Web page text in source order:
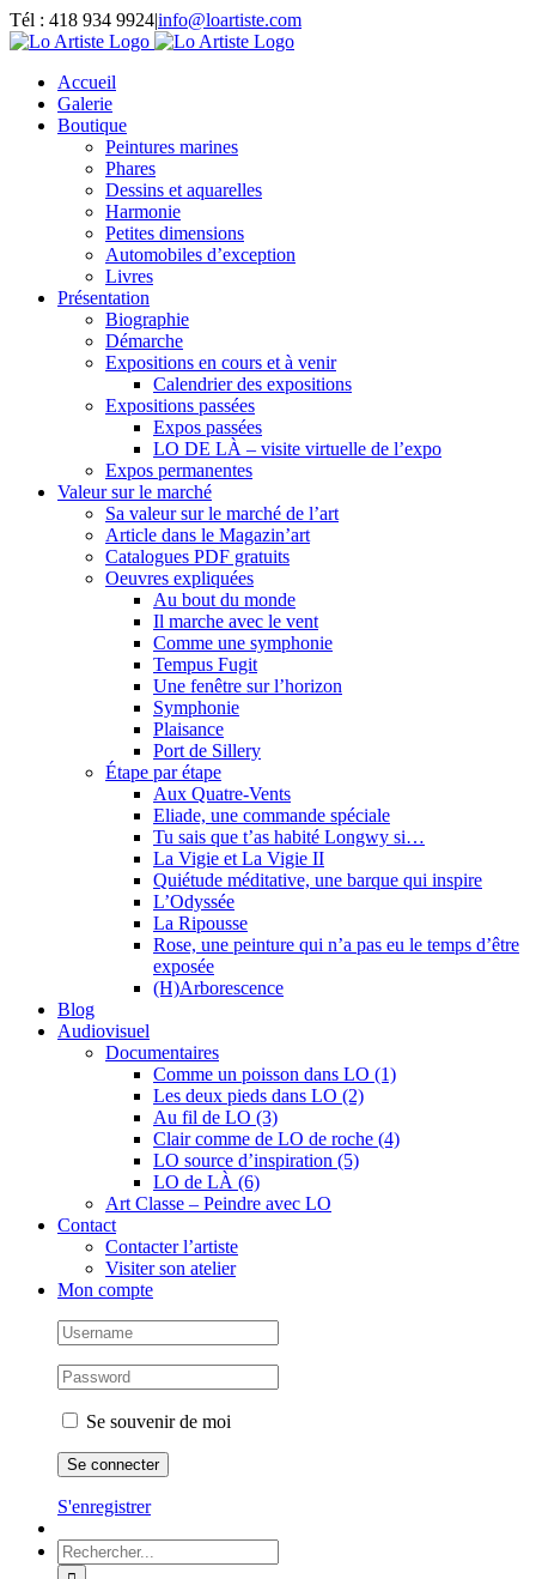
Passer
au
Tél : 418 934 9924|info@loartiste.com
Facebook
Instagram
Email
Pinterest
YouTube
Accueil
Galerie
Boutique
Peintures marines
Phares
Dessins et aquarelles
Harmonie
Petites dimensions
Automobiles d’exception
Livres
Présentation
Biographie
Démarche
Expositions en cours et à venir
Calendrier des expositions
Expositions passées
Expos passées
LO DE LÀ – visite virtuelle de l’expo
Expos permanentes
Valeur sur le marché
Sa valeur sur le marché de l’art
Article dans le Magazin’art
Catalogues PDF gratuits
Oeuvres expliquées
Au bout du monde
Il marche avec le vent
Comme une symphonie
Tempus Fugit
Une fenêtre sur l’horizon
Symphonie
Plaisance
Port de Sillery
Étape par étape
Aux Quatre-Vents
Eliade, une commande spéciale
Tu sais que t’as habité Longwy si…
La Vigie et La Vigie II
Quiétude méditative, une barque qui inspire
L’Odyssée
La Ripousse
Rose, une peinture qui n’a pas eu le temps d’être
exposée
(H)Arborescence
Blog
Audiovisuel
Documentaires
Comme un poisson dans LO (1)
Les deux pieds dans LO (2)
Au fil de LO (3)
Clair comme de LO de roche (4)
LO source d’inspiration (5)
LO de LÀ (6)
Art Classe – Peindre avec LO
Contact
Contacter l’artiste
Visiter son atelier
Mon compte
Se souvenir de moi
S'enregistrer
Rechercher: